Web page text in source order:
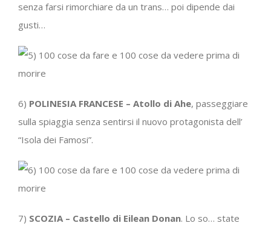
senza farsi rimorchiare da un trans… poi dipende dai
gusti…
6) POLINESIA FRANCESE – Atollo di Ahe, passeggiare
sulla spiaggia senza sentirsi il nuovo protagonista dell’
“Isola dei Famosi”.
7) SCOZIA – Castello di Eilean Donan. Lo so… state